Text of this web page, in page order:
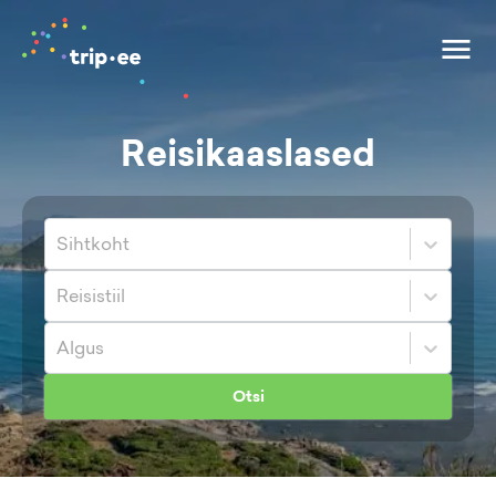
Reisikaaslased
Sihtkoht
Reisistiil
Algus
Otsi